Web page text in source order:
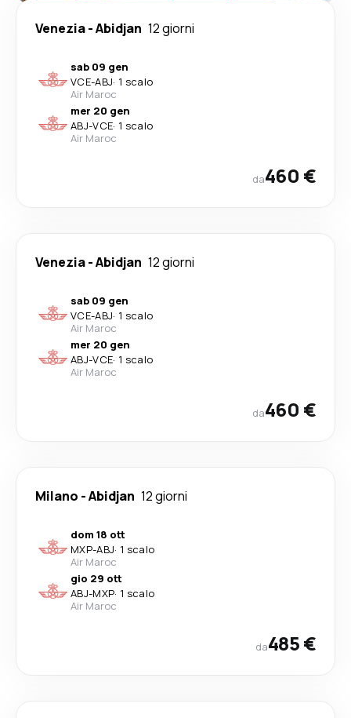
Venezia-Abidjan 12 giorni
sab 09 gen
VCE-ABJ· 1 scalo
Air Maroc
mer 20 gen
ABJ-VCE· 1 scalo
Air Maroc
da460 €
Venezia-Abidjan 12 giorni
sab 09 gen
VCE-ABJ· 1 scalo
Air Maroc
mer 20 gen
ABJ-VCE· 1 scalo
Air Maroc
da460 €
Milano -Abidjan 12 giorni
dom 18 ott
MXP-ABJ· 1 scalo
Air Maroc
gio 29 ott
ABJ-MXP· 1 scalo
Air Maroc
da485 €